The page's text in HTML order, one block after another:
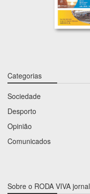
Categorias
Sociedade
Desporto
Opinião
Comunicados
Sobre o RODA VIVA jornal